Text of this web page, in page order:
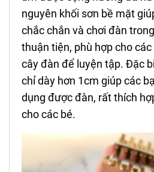
nguyên khối sơn bề mặt
chắc chắn và chơi đàn
thuận tiện, phù hợp cho
cây đàn để luyện tập. Đặc
chỉ dày hơn 1cm giúp các
dụng được đàn, rất thích
cho các bé.